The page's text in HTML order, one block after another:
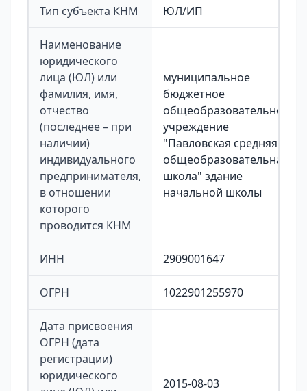
Тип субъекта КНМ ЮЛ/ИП
Наименование
юридического
лица (ЮЛ) или
фамилия, имя,
отчество
(последнее – при
наличии)
индивидуального
предпринимателя,
в отношении
которого
проводится КНМ
муниципальное
бюджетное
общеобразовательное
учреждение
"Павловская средняя
общеобразовательная
школа" здание
начальной школы
ИНН 2909001647
ОГРН 1022901255970
Дата присвоения
ОГРН (дата
регистрации)
юридического
2015-08-03